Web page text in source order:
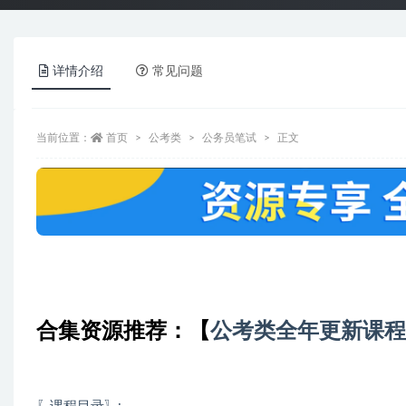
详情介绍 常见问题
当前位置： 首页 公考类 公务员笔试 正文
合集资源推荐： 【公考类全年更新课